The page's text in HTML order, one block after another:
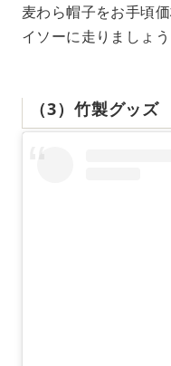
麦わら帽子をお手頃
イソーに走りましょう
（3）竹製グッズ